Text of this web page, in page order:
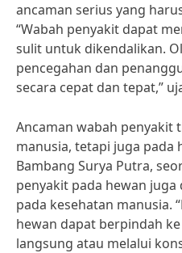
ancaman serius yang
“Wabah penyakit dapat
sulit untuk dikendalikan.
pencegahan dan
secara cepat dan tepat,”
Ancaman wabah penyakit
manusia, tetapi juga pada
Bambang Surya Putra,
penyakit pada hewan
pada kesehatan manusia.
hewan dapat berpindah
langsung atau melalui